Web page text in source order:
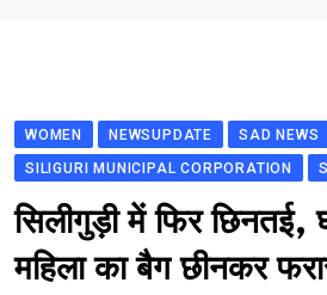
WOMEN NEWSUPDATE SAD NEWS
SILIGURI MUNICIPAL CORPORATION
सिलीगुड़ी में फिर
महिला का बैग छीनकर